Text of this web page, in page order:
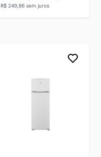
R$ 249,86 sem juros